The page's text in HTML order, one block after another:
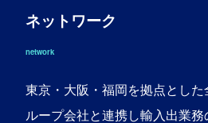
ネットワーク
network
東京・大阪・福岡を拠点とし
ループ会社と連携し輸入出業